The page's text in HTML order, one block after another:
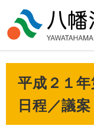
平成２１
日程／議案